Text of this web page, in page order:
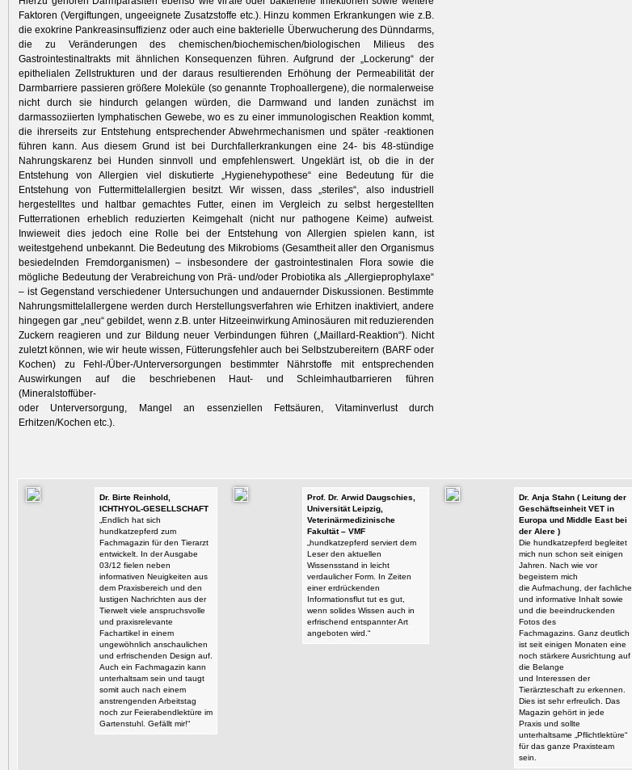
Faktoren (Vergiftungen, ungeeignete Zusatzstoffe etc.). Hinzu kommen Erkrankungen wie z.B.
die exokrine Pankreasinsuffizienz oder auch eine bakterielle Überwucherung des Dünndarms,
die zu Veränderungen des chemischen/biochemischen/biologischen Milieus des
Gastrointestinaltrakts mit ähnlichen Konsequenzen führen. Aufgrund der „Lockerung“ der
epithelialen Zellstrukturen und der daraus resultierenden Erhöhung der Permeabilität der
Darmbarriere passieren größere Moleküle (so genannte Trophoallergene), die normalerweise
nicht durch sie hindurch gelangen würden, die Darmwand und landen zunächst im
darmassoziierten lymphatischen Gewebe, wo es zu einer immunologischen Reaktion kommt,
die ihrerseits zur Entstehung entsprechender Abwehrmechanismen und später -reaktionen
führen kann. Aus diesem Grund ist bei Durchfallerkrankungen eine 24- bis 48-stündige
Nahrungskarenz bei Hunden sinnvoll und empfehlenswert. Ungeklärt ist, ob die in der
Entstehung von Allergien viel diskutierte „Hygienehypothese“ eine Bedeutung für die
Entstehung von Futtermittelallergien besitzt. Wir wissen, dass „steriles“, also industriell
hergestelltes und haltbar gemachtes Futter, einen im Vergleich zu selbst hergestellten
Futterrationen erheblich reduzierten Keimgehalt (nicht nur pathogene Keime) aufweist.
Inwieweit dies jedoch eine Rolle bei der Entstehung von Allergien spielen kann, ist
weitestgehend unbekannt. Die Bedeutung des Mikrobioms (Gesamtheit aller den Organismus
besiedelnden Fremdorganismen) – insbesondere der gastrointestinalen Flora sowie die
mögliche Bedeutung der Verabreichung von Prä- und/oder Probiotika als „Allergieprophylaxe“
– ist Gegenstand verschiedener Untersuchungen und andauernder Diskussionen. Bestimmte
Nahrungsmittelallergene werden durch Herstellungsverfahren wie Erhitzen inaktiviert, andere
hingegen gar „neu“ gebildet, wenn z.B. unter Hitzeeinwirkung Aminosäuren mit reduzierenden
Zuckern reagieren und zur Bildung neuer Verbindungen führen („Maillard-Reaktion“). Nicht
zuletzt können, wie wir heute wissen, Fütterungsfehler auch bei Selbstzubereitern (BARF oder
Kochen) zu Fehl-/Über-/Unterversorgungen bestimmter Nährstoffe mit entsprechenden
Auswirkungen auf die beschriebenen Haut- und Schleimhautbarrieren führen
(Mineralstoffüber-
oder Unterversorgung, Mangel an essenziellen Fettsäuren, Vitaminverlust durch
Erhitzen/Kochen etc.).
Dr. Birte Reinhold,
ICHTHYOL-GESELLSCHAFT
„Endlich hat sich
hundkatzepferd zum
Fachmagazin für den Tierarzt
entwickelt. In der Ausgabe
03/12 fielen neben
informativen Neuigkeiten aus
dem Praxisbereich und den
lustigen Nachrichten aus der
Tierwelt viele anspruchsvolle
und praxisrelevante
Fachartikel in einem
ungewöhnlich anschaulichen
und erfrischenden Design auf.
Auch ein Fachmagazin kann
unterhaltsam sein und taugt
somit auch nach einem
anstrengenden Arbeitstag
noch zur Feierabendlektüre im
Gartenstuhl. Gefällt mir!“
Prof. Dr. Arwid Daugschies,
Universität Leipzig,
Veterinärmedizinische
Fakultät – VMF
„hundkatzepferd serviert dem
Leser den aktuellen
Wissensstand in leicht
verdaulicher Form. In Zeiten
einer erdrückenden
Informationsflut tut es gut,
wenn solides Wissen auch in
erfrischend entspannter Art
angeboten wird.“
Dr. Anja Stahn ( Leitung der
Geschäftseinheit VET in
Europa und Middle East bei
der Alere )
Die hundkatzepferd begleitet
mich nun schon seit einigen
Jahren. Nach wie vor
begeistern mich
die Aufmachung, der fachliche
und informative Inhalt sowie
und die beeindruckenden
Fotos des
Fachmagazins. Ganz deutlich
ist seit einigen Monaten eine
noch stärkere Ausrichtung auf
die Belange
und Interessen der
Tierärzteschaft zu erkennen.
Dies ist sehr erfreulich. Das
Magazin gehört in jede
Praxis und sollte
unterhaltsame „Pflichtlektüre“
für das ganze Praxisteam
sein.